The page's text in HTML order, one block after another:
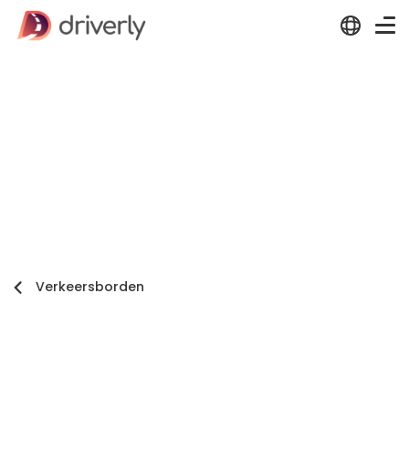
Verkeersborden